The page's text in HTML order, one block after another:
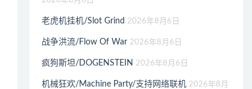
老虎机挂机/Slot Grind 2026年8月6日
战争洪流/Flow Of War 2026年8月6日
疯狗斯坦/DOGENSTEIN 2026年8月6日
机械狂欢/Machine Party/支持网络联机 2026年8月